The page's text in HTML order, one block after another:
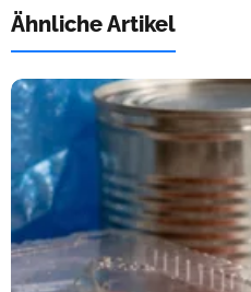
Ähnliche Artikel